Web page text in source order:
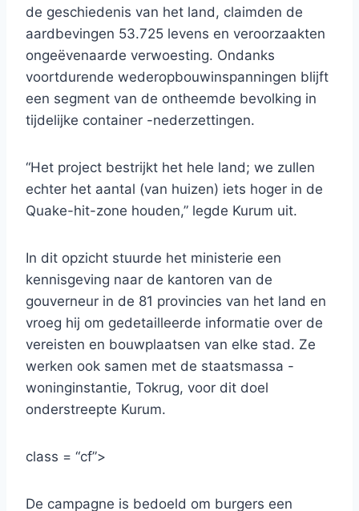
de geschiedenis van het land, claimden de
aardbevingen 53.725 levens en veroorzaakten
ongeëvenaarde verwoesting. Ondanks
voortdurende wederopbouwinspanningen blijft
een segment van de ontheemde bevolking in
tijdelijke container -nederzettingen.
“Het project bestrijkt het hele land; we zullen
echter het aantal (van huizen) iets hoger in de
Quake-hit-zone houden,” legde Kurum uit.
In dit opzicht stuurde het ministerie een
kennisgeving naar de kantoren van de
gouverneur in de 81 provincies van het land en
vroeg hij om gedetailleerde informatie over de
vereisten en bouwplaatsen van elke stad. Ze
werken ook samen met de staatsmassa -
woninginstantie, Tokrug, voor dit doel
onderstreepte Kurum.
class = “cf”>
De campagne is bedoeld om burgers een